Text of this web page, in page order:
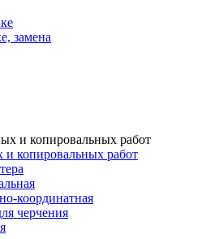
замена
и копировальных работ
координатная
черчения